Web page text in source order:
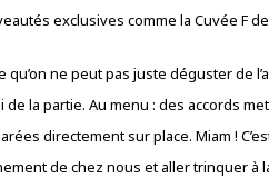
exclusives comme la Cuvée F
qu’on ne peut pas juste déguster de
de la partie. Au menu : des accords
directement sur place. Miam !
de chez nous et aller trinquer à